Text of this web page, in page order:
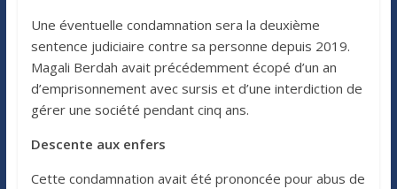
Une éventuelle condamnation sera la deuxième
sentence judiciaire contre sa personne depuis 2019.
Magali Berdah avait précédemment écopé d’un an
d’emprisonnement avec sursis et d’une interdiction de
gérer une société pendant cinq ans.
Descente aux enfers
Cette condamnation avait été prononcée pour abus de